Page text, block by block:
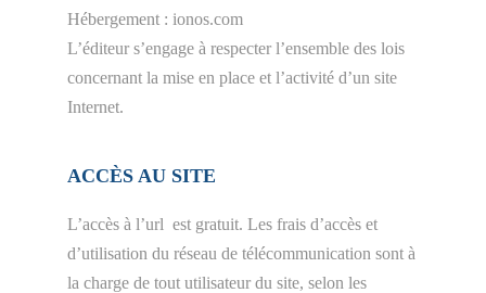
Hébergement : ionos.com
L’éditeur s’engage à respecter l’ensemble des lois
concernant la mise en place et l’activité d’un site
Internet.
ACCÈS AU SITE
L’accès à l’url est gratuit. Les frais d’accès et
d’utilisation du réseau de télécommunication sont à
la charge de tout utilisateur du site, selon les